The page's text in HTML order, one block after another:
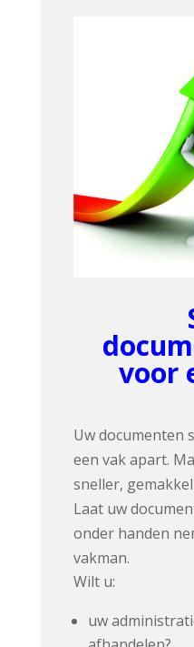
voor
Uw documenten
een vak apart.
sneller,
Laat uw
onder handen
vakman.
Wilt u:
uw